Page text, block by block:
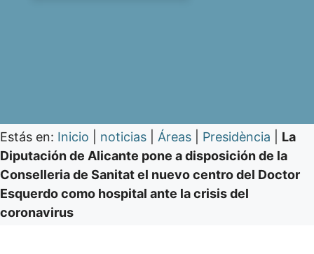
Estás en: Inicio noticias Áreas Presidència
La
Diputación de Alicante pone a disposición de la
Conselleria de Sanitat el nuevo centro del Doctor
Esquerdo como hospital ante la crisis del
coronavirus